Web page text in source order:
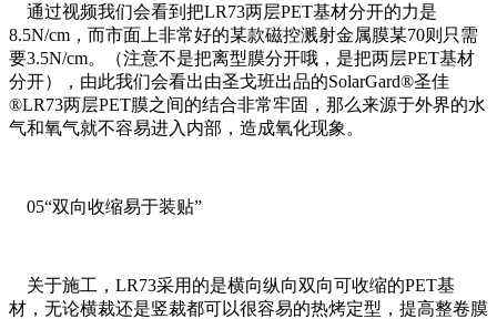
通过视频我们会看到把LR73两层PET基材分开的力是
8.5N/cm，而市面上非常好的某款磁控溅射金属膜某70则只需
要3.5N/cm。（注意不是把离型膜分开哦，是把两层PET基材
分开），由此我们会看出由圣戈班出品的SolarGard®圣佳
®LR73两层PET膜之间的结合非常牢固，那么来源于外界的水
气和氧气就不容易进入内部，造成氧化现象。
05“双向收缩易于装贴”
关于施工，LR73采用的是横向纵向双向可收缩的PET基
材，无论横裁还是竖裁都可以很容易的热烤定型，提高整卷膜